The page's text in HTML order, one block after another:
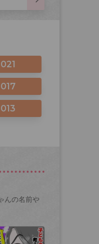
んの名前や